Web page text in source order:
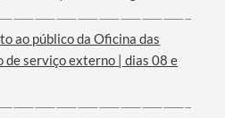
ao público da Oficina das
de serviço externo | dias 08 e